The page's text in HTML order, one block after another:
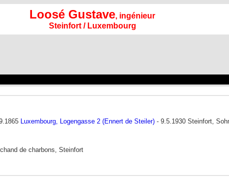
Loosé Gustave, ingénieur
Steinfort / Luxembourg
Luxembourg, Logengasse 2 (Ennert de Steiler) - 9.5.1930 Steinfort,
de charbons, Steinfort